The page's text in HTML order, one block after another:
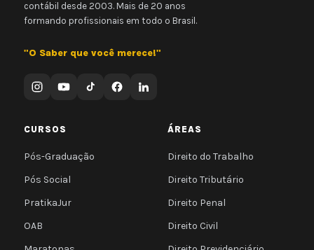
contábil desde 2003. Mais de 20 anos
formando profissionais em todo o Brasil.
"O Saber que você merece!"
CURSOS
Pós-Graduação
Pós Social
PratikaJur
OAB
ÁREAS
Direito do Trabalho
Direito Tributário
Direito Penal
Direito Civil